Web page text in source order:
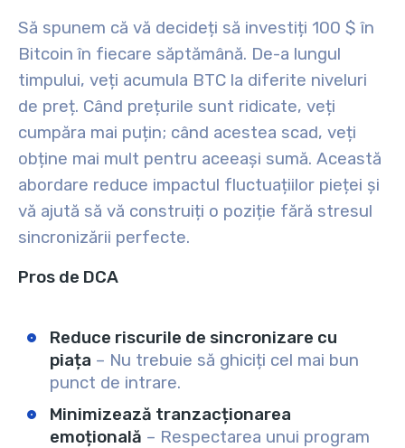
Să spunem că vă decideți să investiți 100 $ în
Bitcoin în fiecare săptămână. De-a lungul
timpului, veți acumula BTC la diferite niveluri
de preț. Când prețurile sunt ridicate, veți
cumpăra mai puțin; când acestea scad, veți
obține mai mult pentru aceeași sumă. Această
abordare reduce impactul fluctuațiilor pieței și
vă ajută să vă construiți o poziție fără stresul
sincronizării perfecte.
Pros de DCA
Reduce riscurile de sincronizare cu
piața – Nu trebuie să ghiciți cel mai bun
punct de intrare.
Minimizează tranzacționarea
emoțională – Respectarea unui program